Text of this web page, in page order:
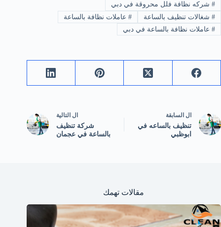
#شركه نظافة فلل محروقة في دبي
#شغالات تنظيف بالساعة #عاملات نظافة بالساعة
#عاملات نظافة بالساعة في دبي
ال السابقة
تنظيف بالساعه في
ابوظبي
ال التالية
شركة تنظيف
بالساعة في عجمان
مقالات تهمك